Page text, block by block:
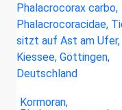
Kormoran,